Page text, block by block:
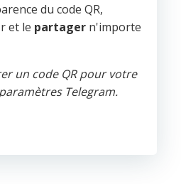
du code QR,
et le partager n'importe
un code QR pour votre
Telegram.